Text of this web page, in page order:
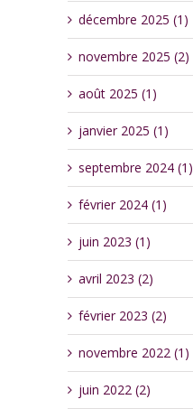
décembre 2025 (1)
novembre 2025 (2)
août 2025 (1)
janvier 2025 (1)
septembre 2024 (1)
février 2024 (1)
juin 2023 (1)
avril 2023 (2)
février 2023 (2)
novembre 2022 (1)
juin 2022 (2)